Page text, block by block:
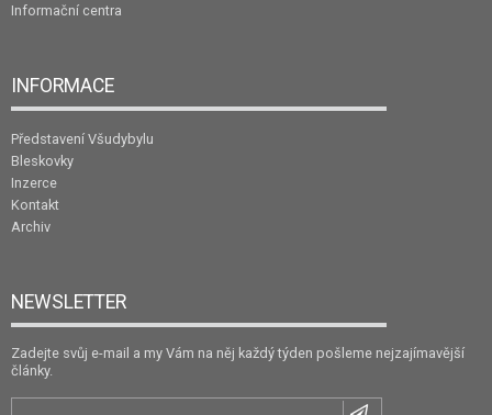
Informační centra
INFORMACE
Představení Všudybylu
Bleskovky
Inzerce
Kontakt
Archiv
NEWSLETTER
Zadejte svůj e-mail a my Vám na něj každý týden pošleme nejzajímavější
články.